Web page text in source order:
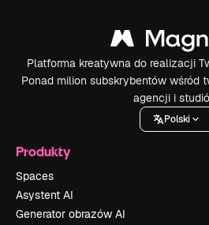
Platforma kreatywna do realizacji
Ponad milion subskrybentów wśród
agencji i
Polski
Produkty
Spaces
Asystent AI
Generator obrazów AI